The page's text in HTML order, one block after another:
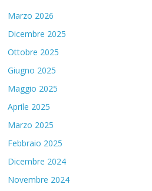
Marzo 2026
Dicembre 2025
Ottobre 2025
Giugno 2025
Maggio 2025
Aprile 2025
Marzo 2025
Febbraio 2025
Dicembre 2024
Novembre 2024